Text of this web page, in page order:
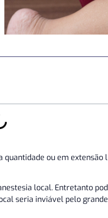
ou em
local. Entretanto
seria inviável pelo